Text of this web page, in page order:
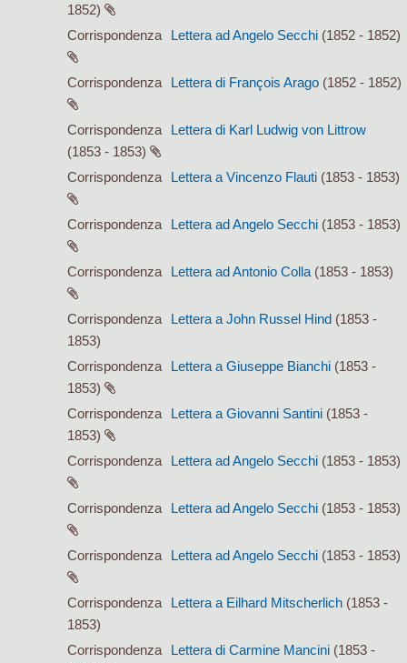
1852)
Corrispondenza
Lettera ad Angelo Secchi (1852 - 1852)
Corrispondenza Lettera di François Arago (1852 - 1852)
Corrispondenza
Lettera di Karl Ludwig von Littrow
(1853 - 1853)
Corrispondenza
Lettera a Vincenzo Flauti (1853 - 1853)
Corrispondenza Lettera ad Angelo Secchi (1853 - 1853)
Corrispondenza Lettera ad Antonio Colla (1853 - 1853)
Corrispondenza Lettera a John Russel Hind (1853 -
1853)
Corrispondenza
Lettera a Giuseppe Bianchi (1853 -
1853)
Corrispondenza
Lettera a Giovanni Santini (1853 -
1853)
Corrispondenza
Lettera ad Angelo Secchi (1853 - 1853)
Corrispondenza Lettera ad Angelo Secchi (1853 - 1853)
Corrispondenza Lettera ad Angelo Secchi (1853 - 1853)
Corrispondenza Lettera a Eilhard Mitscherlich (1853 -
1853)
Corrispondenza
Lettera di Carmine Mancini (1853 -